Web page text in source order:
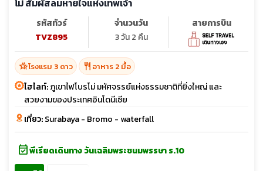
โม่ สัมผัสลมหายใจแห่งเทพเจ้า
รหัสทัวร์
TVZ895
จำนวนวัน
3 วัน 2 คืน
สายการบิน
hotel_classโรงแรม 3 ดาว restaurant อาหาร 2 มื้อ
ไฮไลท์:ภูเขาไฟโบรโม่ มหัศจรรย์แห่งธรรมชาติที่ยิ่งใหญ่ และ
สวยงามของประเทศอินโดนีเซีย
เที่ยว:Surabaya - Bromo - waterfall
event_availableพีเรียดเดินทาง วันเฉลิมพระชนมพรรษา ร.10